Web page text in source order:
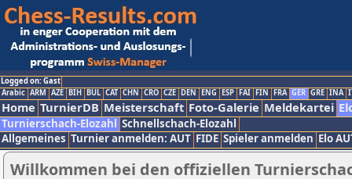
Logged on: Gast
Arabic ARM AZE BIH BUL CAT CHN CRO CZE DEN ENG ESP FAI FIN FRA GER GRE INA
Home TurnierDB Meisterschaft Foto-Galerie Meldekartei
Turnierschach-Elozahl Schnellschach-Elozahl
Allgemeines Turnier anmelden: AUT FIDE Spieler anmelden Elo
Willkommen bei den offiziellen